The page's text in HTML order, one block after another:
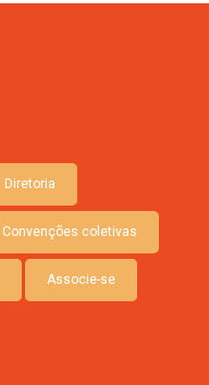
Diretoria
Convenções coletivas
Associe-se